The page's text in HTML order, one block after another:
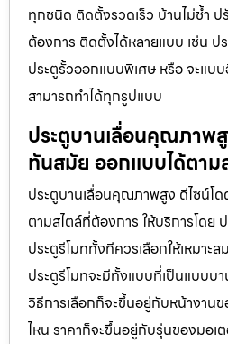
ทุกชนิด ติดตั้งรวดเร็ว บ้านไม่ช้ำ
ต้องการ ติดตั้งได้หลายแบบ เช่น ป
ประตูรั้วออกแบบพิเศษ หรือ จะแบ
สามารถทำได้ทุกรูปแบบ
ประตูบานเลื่อนคุณภาพ
ทันสมัย ออกแบบได้ตาม
ประตูบานเลื่อนคุณภาพสูง ดีไซน์โ
ตามสไตล์ที่ต้องการ ให้บริการโดย
ประตูรีโมททั้งทีควรเลือกให้เหมาะ
ประตูรีโมทจะมีทั้งแบบที่เป็นแบบบ
วิธีการเลือกก็จะขึ้นอยู่กับหน้างาน
ไหน ราคาก็จะขึ้นอยู่กับรุ่นของมอเ